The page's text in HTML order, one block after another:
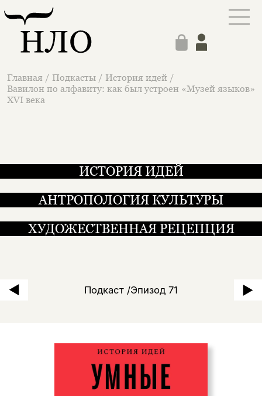
Главная / Подкасты / История идей /
Вавилон по алфавиту: как был устроен «Музей языков»
XVI века
ИСТОРИЯ ИДЕЙ
АНТРОПОЛОГИЯ КУЛЬТУРЫ
ХУДОЖЕСТВЕННАЯ РЕЦЕПЦИЯ
Подкаст /Эпизод 71